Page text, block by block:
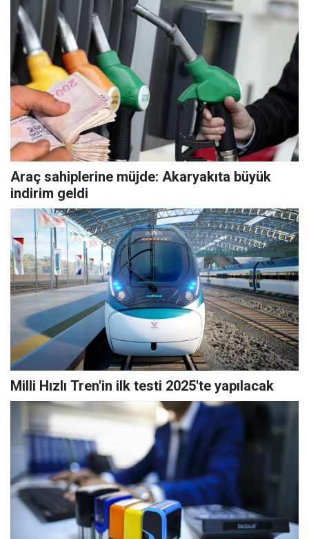
Araç sahiplerine müjde: Akaryakıta büyük
indirim geldi
Milli Hızlı Tren'in ilk testi 2025'te yapılacak